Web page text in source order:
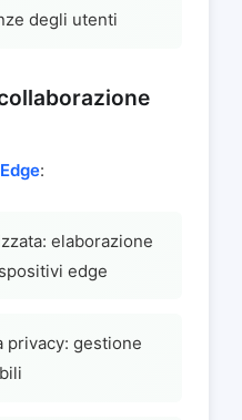
degli utenti
:
elaborazione
edge
privacy: gestione